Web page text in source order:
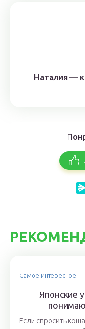
Наталия —
Самое интересное
Японские
Если спросить